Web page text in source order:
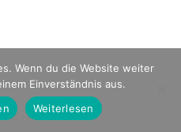
Wenn du die Website weiter
Einverständnis aus.
Weiterlesen